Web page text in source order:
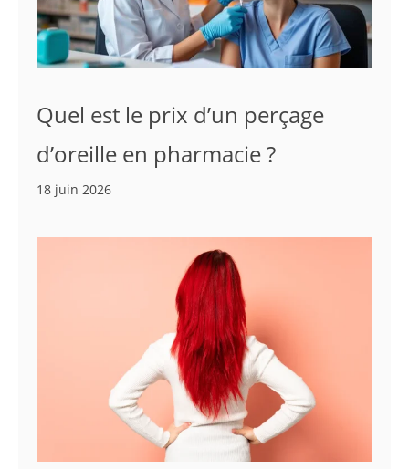
Quel est le prix d’un perçage
d’oreille en pharmacie ?
18 juin 2026